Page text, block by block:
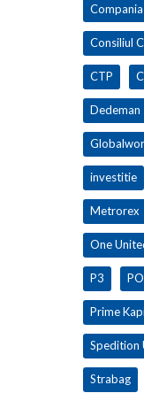
Consiliul
CTP
Dedeman
investitie
Metrorex
One
P3
Prime
Spedition
Strabag